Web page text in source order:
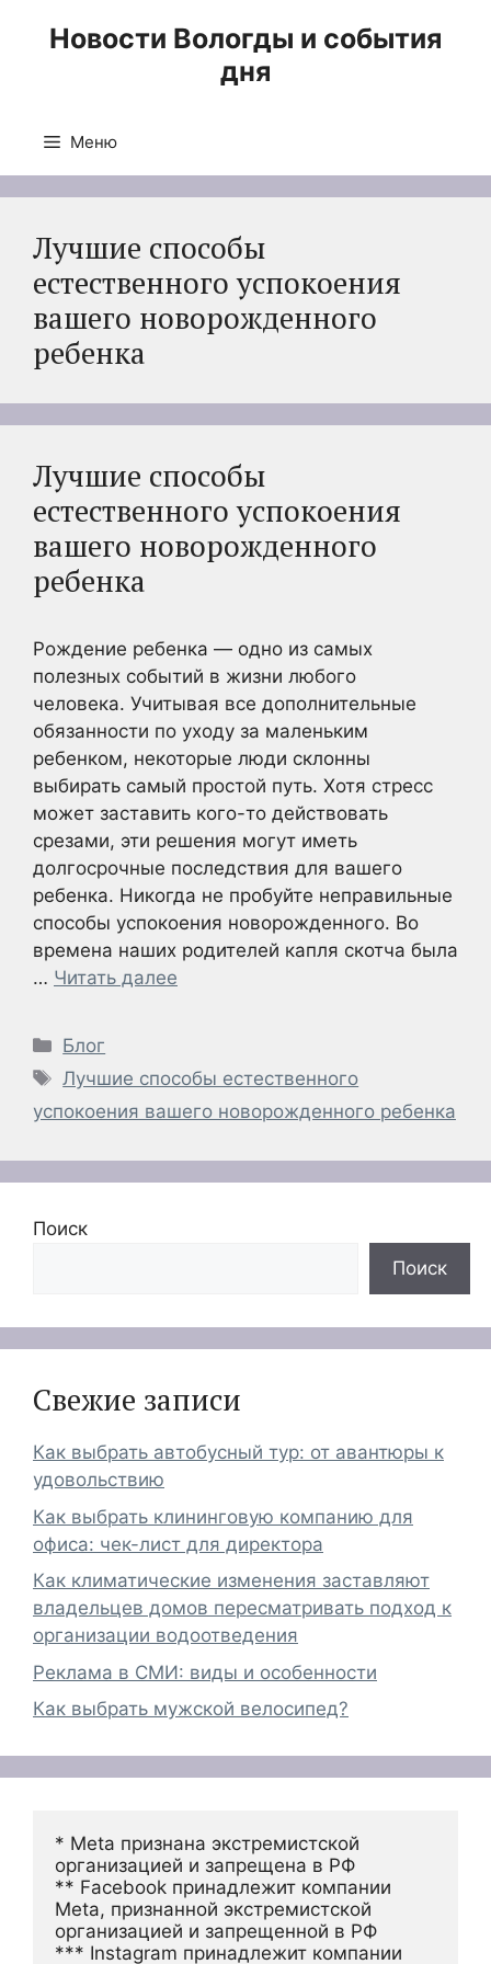
Новости Вологды и события
дня
Меню
Лучшие способы
естественного успокоения
вашего новорожденного
ребенка
Лучшие способы
естественного успокоения
вашего новорожденного
ребенка
Рождение ребенка — одно из самых
полезных событий в жизни любого
человека. Учитывая все дополнительные
обязанности по уходу за маленьким
ребенком, некоторые люди склонны
выбирать самый простой путь. Хотя стресс
может заставить кого-то действовать
срезами, эти решения могут иметь
долгосрочные последствия для вашего
ребенка. Никогда не пробуйте неправильные
способы успокоения новорожденного. Во
времена наших родителей капля скотча была
… Читать далее
Рубрики
Блог
Метки
Лучшие способы естественного
успокоения вашего новорожденного ребенка
Поиск
Поиск
Свежие записи
Как выбрать автобусный тур: от авантюры к
удовольствию
Как выбрать клининговую компанию для
офиса: чек-лист для директора
Как климатические изменения заставляют
владельцев домов пересматривать подход к
организации водоотведения
Реклама в СМИ: виды и особенности
Как выбрать мужской велосипед?
* Meta признана экстремистской
организацией и запрещена в РФ
** Facebook принадлежит компании
Meta, признанной экстремистской
организацией и запрещенной в РФ
*** Instagram принадлежит компании